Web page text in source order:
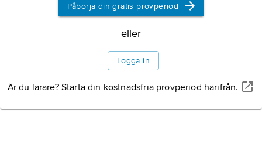
Påbörja din gratis provperiod
eller
Logga in
Är du lärare? Starta din kostnadsfria provperiod härifrån.